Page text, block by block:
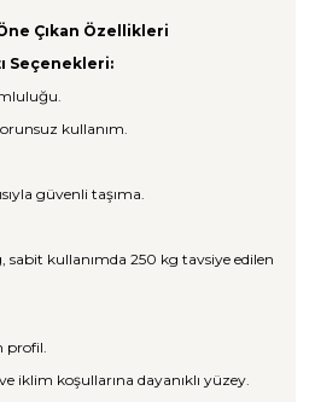
Çıkan Özellikleri
Seçenekleri:
kullanım.
güvenli taşıma.
sabit kullanımda 250 kg tavsiye edilen
profil.
iklim koşullarına dayanıklı yüzey.